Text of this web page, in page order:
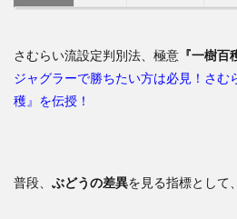
さむらい流設定判別法、極意 『一樹百
ジャグラーで勝ちたい方は必見！さむ
穫』を伝授！
普段、 ぶどうの差異を見る指標として、